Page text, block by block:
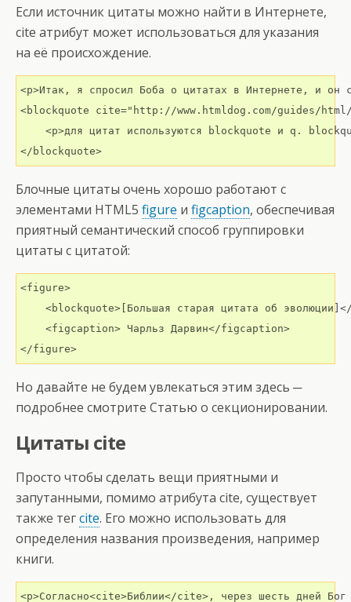
Если источник цитаты можно найти в Интернете,
cite атрибут может использоваться для указания
на её происхождение.
<p>Итак, я спросил Боба о цитатах в Интернете, и он
<blockquote cite="http://www.htmldog.com/guides/
<p>для цитат используются blockquote и q.
</blockquote>
Блочные цитаты очень хорошо работают с
элементами HTML5 figure и figcaption, обеспечивая
приятный семантический способ группировки
цитаты с цитатой:
<figure>
<blockquote>[Большая старая цитата об
    <figcaption> Чарльз Дарвин</figcaption>
</figure>
Но давайте не будем увлекаться этим здесь ─
подробнее смотрите Статью о секционировании.
Цитаты cite
Просто чтобы сделать вещи приятными и
запутанными, помимо атрибута cite, существует
также тегcite. Его можно использовать для
определения названия произведения, например
книги.
<p>Согласно<cite>Библии</cite>, через шесть дней